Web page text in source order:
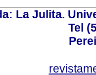
La Julita.
Tel